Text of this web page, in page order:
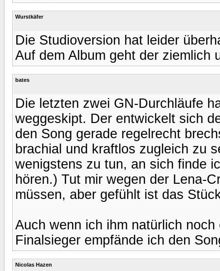
Wurstkäfer
Die Studioversion hat leider
Auf dem Album geht der ziemlich
bates
Die letzten zwei GN-Durchläufe
weggeskipt. Der entwickelt sich
den Song gerade regelrecht
brachial und kraftlos zugleich zu
wenigstens zu tun, an sich finde
hören.) Tut mir wegen der Lena-
müssen, aber gefühlt ist das
Auch wenn ich ihm natürlich
Finalsieger empfände ich den
Nicolas Hazen